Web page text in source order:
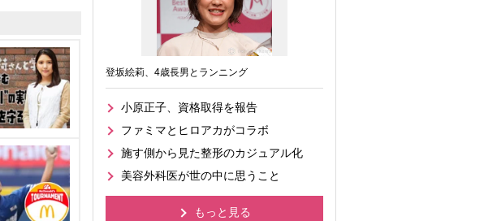
登坂絵莉、4歳長男とランニング
小原正子、資格取得を報告
ファミマとヒロアカがコラボ
施す側から見た整形のカジュアル化
美容外科医が世の中に思うこと
もっと見る